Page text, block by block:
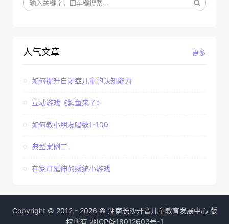
更多
人气文章
如何提升自闭症儿童的认知能力
互动游戏《鳄鱼来了》
如何教小朋友唱数1-100
典型案例二
在家可延伸的感统小游戏
Copyright © 2012 - 2026 © 湖南长沙开音儿童教育发展中心 版
权所有 湘ICP备18012603号-1